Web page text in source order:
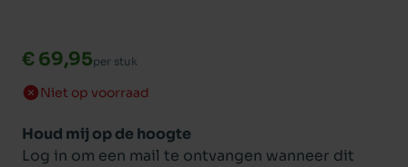
€ 69,95per stuk
Niet op voorraad
Houd mij op de hoogte
Log in om een mail te ontvangen wanneer dit